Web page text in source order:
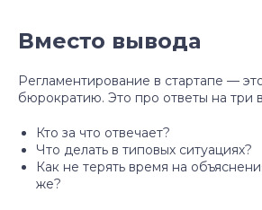
Вместо вывода
Регламентирование в стартапе —
бюрократию. Это про ответы на три
Кто за что отвечает?
Что делать в типовых ситуациях?
Как не терять время на
же?